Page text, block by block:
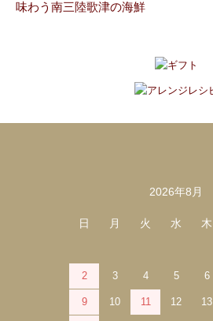
味わう南三陸歌津の海鮮
2026年8月
日 月 火 水 木
2 3 4 5 6
9 10 11 12 13